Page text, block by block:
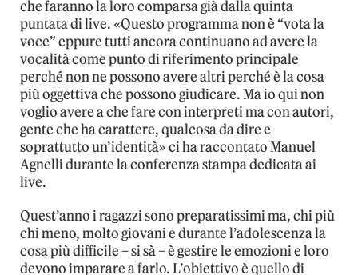
che faranno la loro comparsa già dalla quinta
puntata di live. «Questo programma non è “vota la
voce” eppure tutti ancora continuano ad avere la
vocalità come punto di riferimento principale
perché non ne possono avere altri perché è la cosa
più oggettiva che possono giudicare. Ma io qui non
voglio avere a che fare con interpreti ma con autori,
gente che ha carattere, qualcosa da dire e
soprattutto un’identità» ci ha raccontato Manuel
Agnelli durante la conferenza stampa dedicata ai
live.
Quest’anno i ragazzi sono preparatissimi ma, chi più
chi meno, molto giovani e durante l’adolescenza la
cosa più difficile – si sà – è gestire le emozioni e loro
devono imparare a farlo. L’obiettivo è quello di